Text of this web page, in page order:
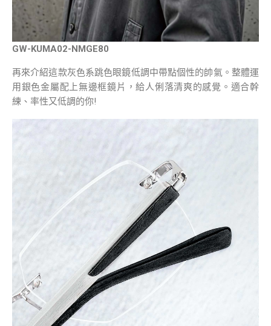
GW-KUMA02-NMGE80
再來介紹這款灰色系跳色眼鏡低調中帶點個性的帥氣。整體運
用銀色金屬配上無邊框鏡片，給人俐落清爽的感覺。適合幹
練、率性又低調的你!